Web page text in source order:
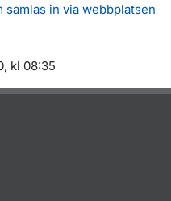
in via webbplatsen
kl 08:35